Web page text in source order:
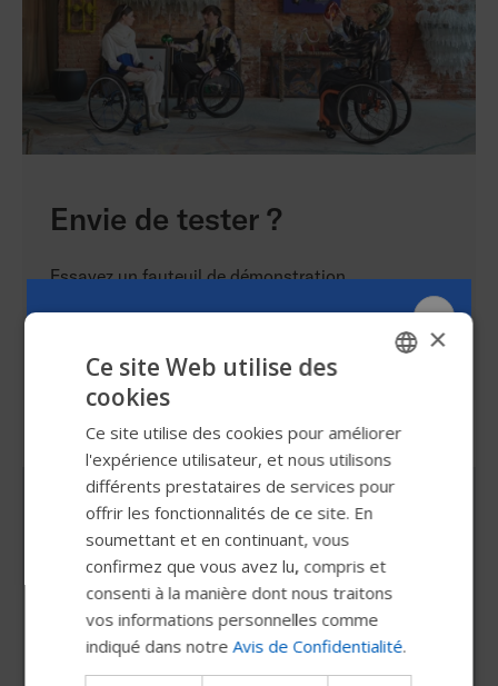
Envie de tester ?
Essayez un fauteuil de démonstration
Personnalisez vos
déplacements
Choisissez parmi une gamme de couleurs de
châssis. Les couleurs réelles du produit peuvent
varier.
SWEDISH
DUTCH
GERMAN
DANISH
NORWEGIAN
×
Ce site Web utilise des
cookies
Ce site utilise des cookies pour améliorer
l'expérience utilisateur, et nous utilisons
différents prestataires de services pour
offrir les fonctionnalités de ce site. En
soumettant et en continuant, vous
confirmez que vous avez lu, compris et
consenti à la manière dont nous traitons
vos informations personnelles comme
indiqué dans notreAvis de Confidentialité.